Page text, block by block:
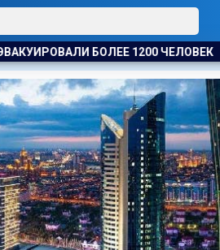
БЫВШЕМУ ЗАМГЛАВЫ